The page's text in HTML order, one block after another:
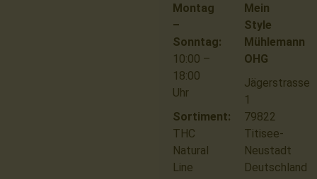
Mein
Style
Mühlemann
OHG
Jägerstrasse
1
79822
Titisee-
Neustadt
Deutschland
Montag
–
Sonntag:
10:00 –
18:00
Uhr
Sortiment:
THC
Natural
Line